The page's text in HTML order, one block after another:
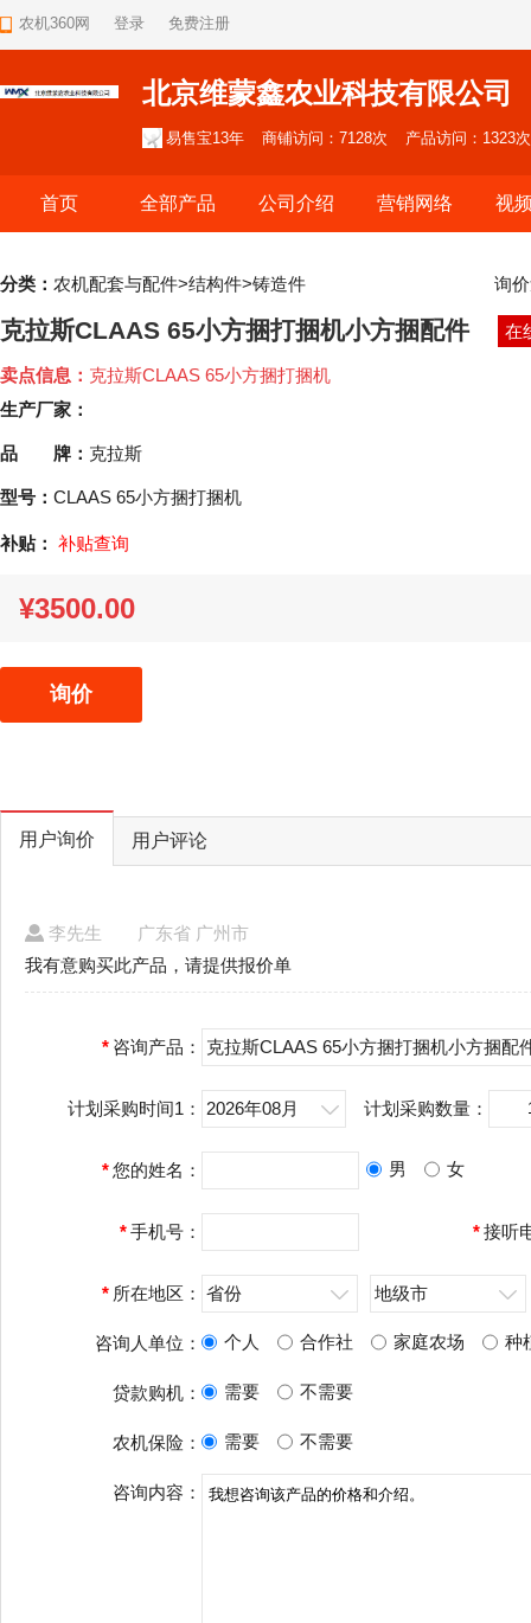
农机360网 登录 免费注册
北京维蒙鑫农业科技有限公司
易售宝13年 商铺访问：7128次 产品访问：1323次
首页 全部产品 公司介绍 营销网络 视
询
分类： 农机配套与配件>结构件>铸造件
克拉斯CLAAS 65小方捆打捆机小方捆配件 在
卖点信息： 克拉斯CLAAS 65小方捆打捆机
生产厂家：
品 牌： 克拉斯
型号： CLAAS 65小方捆打捆机
补贴： 补贴查询
¥3500.00
询价
用户询价 用户评论
李先生
广东省 广州市
我有意购买此产品，请提供报价单
* 咨询产品： 克拉斯CLAAS 65小方捆打捆机小方捆配
计划采购时间1： 2026年08月 计划采购数量：
*您的姓名： 男 女
*手机号： *接听
* 所在地区： 省份 地级市
咨询人单位： 个人 合作社 家庭农场 种
贷款购机： 需要 不需要
农机保险： 需要 不需要
咨询内容：